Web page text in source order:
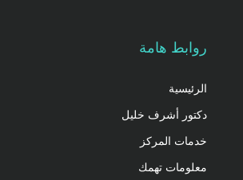
روابط هامة
الرئيسية
دكتور أشرف خليل
خدمات المركز
معلومات تهمك